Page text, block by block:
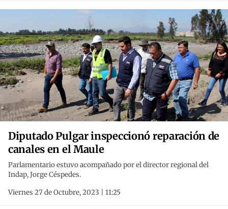
Diputado Pulgar inspeccionó reparación de
canales en el Maule
Parlamentario estuvo acompañado por el director regional del
Indap, Jorge Céspedes.
Viernes 27 de Octubre, 2023 | 11:25